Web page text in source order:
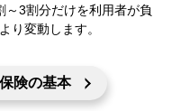
は3割分だけを利用者が負
り変動します。
険の基本